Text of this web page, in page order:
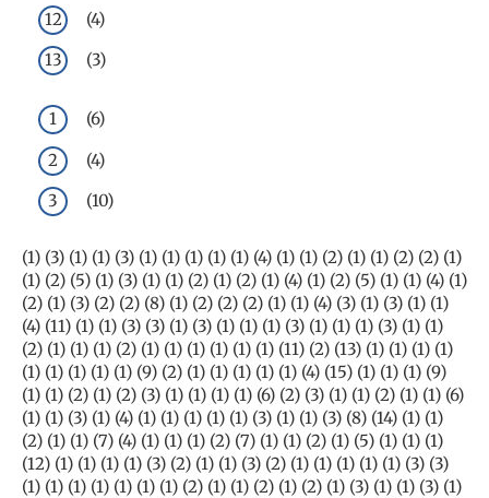
(4)
(3)
(6)
(4)
(10)
(1) (3) (1) (1) (3) (1) (1) (1) (1) (1) (4) (1) (1) (2) (1) (1) (2) (2) (1)
(1) (2) (5) (1) (3) (1) (1) (2) (1) (2) (1) (4) (1) (2) (5) (1) (1) (4) (1)
(2) (1) (3) (2) (2) (8) (1) (2) (2) (2) (1) (1) (4) (3) (1) (3) (1) (1)
(4) (11) (1) (1) (3) (3) (1) (3) (1) (1) (1) (3) (1) (1) (1) (3) (1) (1)
(2) (1) (1) (1) (2) (1) (1) (1) (1) (1) (1) (11) (2) (13) (1) (1) (1) (1)
(1) (1) (1) (1) (1) (9) (2) (1) (1) (1) (1) (1) (4) (15) (1) (1) (1) (9)
(1) (1) (2) (1) (2) (3) (1) (1) (1) (1) (6) (2) (3) (1) (1) (2) (1) (1) (6)
(1) (1) (3) (1) (4) (1) (1) (1) (1) (1) (3) (1) (1) (3) (8) (14) (1) (1)
(2) (1) (1) (7) (4) (1) (1) (1) (2) (7) (1) (1) (2) (1) (5) (1) (1) (1)
(12) (1) (1) (1) (1) (3) (2) (1) (1) (3) (2) (1) (1) (1) (1) (1) (3) (3)
(1) (1) (1) (1) (1) (1) (1) (2) (1) (1) (2) (1) (2) (1) (3) (1) (1) (3) (1)